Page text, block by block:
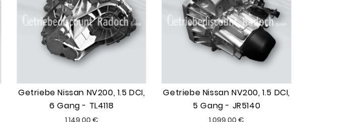
Getriebe Nissan NV200, 1.5 DCI,
6 Gang - TL4118
Preis
Getriebe Nissan NV200, 1.5 DCI,
5 Gang - JR5140